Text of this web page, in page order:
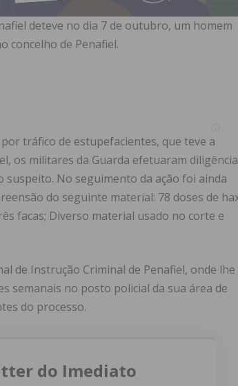
deteve no dia 7 de outubro, um homem
concelho de Penafiel.
tráfico de estupefacientes, que teve a
os militares da Guarda efetuaram
suspeito. No seguimento da ação foi ainda
do seguinte material: 78 doses de
facas; Diverso material usado no corte e
de Instrução Criminal de Penafiel, onde lhe
semanais no posto policial da sua área de
do processo.
do Imediato